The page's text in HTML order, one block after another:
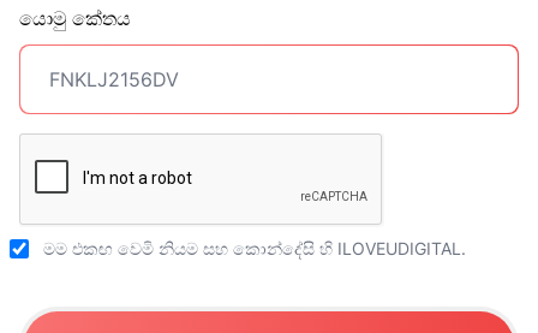
යොමු කේතය
මම එකඟ වෙමි නියම සහ කොන්දේසි හි ILOVEUDIGITAL.